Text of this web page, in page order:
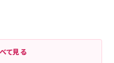
グをもっと見る
て見る